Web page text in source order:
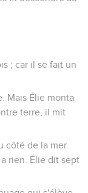
; car il se fait un
Mais Élie monta
terre, il mit
côté de la mer.
rien. Élie dit sept